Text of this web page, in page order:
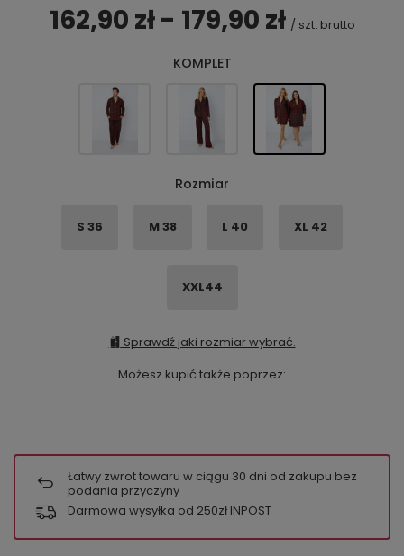
162,90 zł - 179,90 zł / szt. brutto
KOMPLET
Rozmiar
S 36 M 38 L 40 XL 42
XXL44
Sprawdź jaki rozmiar wybrać.
Możesz kupić także poprzez:
Łatwy zwrot towaru w ciągu 30 dni od zakupu bez
podania przyczyny
Darmowa wysyłka od 250zł INPOST